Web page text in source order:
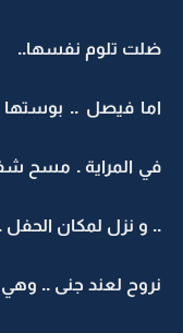
ضلت تلوم نفسها..
اما فيصل ..
في المراية . مسح
.. و نزل لمكان الحفل
نروح لعند جنى ..